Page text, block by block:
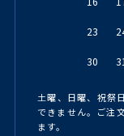
23
30 31
土曜、日曜、祝祭
できません。ご注
ます。